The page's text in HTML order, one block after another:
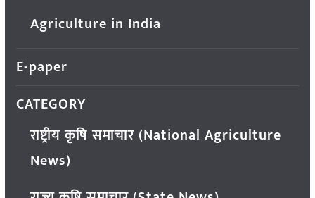
Agriculture in India
E-paper
CATEGORY
राष्ट्रीय कृषि समाचार (National Agriculture
News)